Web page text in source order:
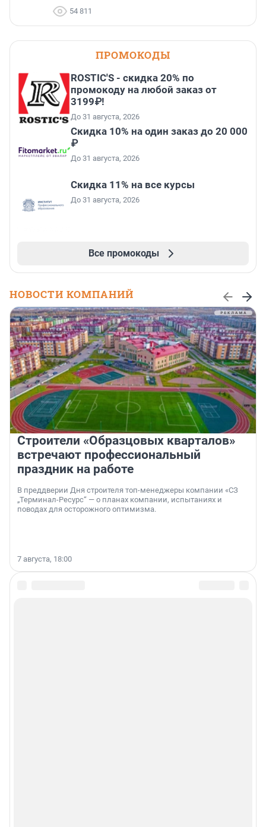
54 811
ПРОМОКОДЫ
ROSTIC'S - скидка 20% по
промокоду на любой заказ от
3199₽!
До 31 августа, 2026
Скидка 10% на один заказ до 20 000
₽
До 31 августа, 2026
Скидка 11% на все курсы
До 31 августа, 2026
Все промокоды
НОВОСТИ КОМПАНИЙ
Строители «Образцовых кварталов»
встречают профессиональный
праздник на работе
В преддверии Дня строителя топ-менеджеры компании «СЗ
„Терминал-Ресурс“ — о планах компании, испытаниях и
поводах для осторожного оптимизма.
7 августа, 18:00